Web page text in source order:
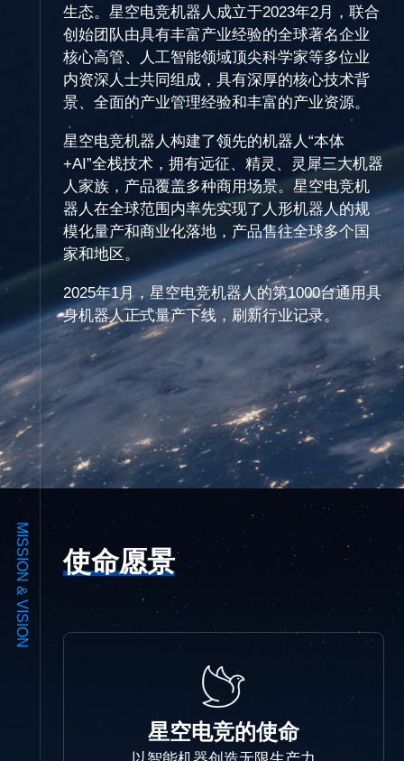
生态。星空电竞机器人成立于2023年2月，联合
创始团队由具有丰富产业经验的全球著名企业
核心高管、人工智能领域顶尖科学家等多位业
内资深人士共同组成，具有深厚的核心技术背
景、全面的产业管理经验和丰富的产业资源。
星空电竞机器人构建了领先的机器人“本体
+AI”全栈技术，拥有远征、精灵、灵犀三大机器
人家族，产品覆盖多种商用场景。星空电竞机
器人在全球范围内率先实现了人形机器人的规
模化量产和商业化落地，产品售往全球多个国
家和地区。
2025年1月，星空电竞机器人的第1000台通用具
身机器人正式量产下线，刷新行业记录。
MISSION & VISION 使命愿景
星空电竞的使命